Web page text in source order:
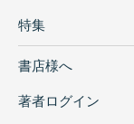
特集
書店様へ
著者ログイン